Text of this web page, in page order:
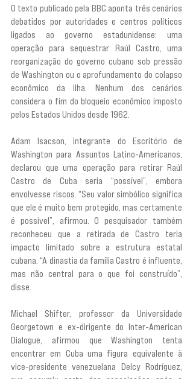
O texto publicado pela BBC aponta três cenários
debatidos por autoridades e centros políticos
ligados ao governo estadunidense: uma
operação para sequestrar Raúl Castro, uma
reorganização do governo cubano sob pressão
de Washington ou o aprofundamento do colapso
econômico da ilha. Nenhum dos cenários
considera o fim do bloqueio econômico imposto
pelos Estados Unidos desde 1962.
Adam Isacson, integrante do Escritório de
Washington para Assuntos Latino-Americanos,
declarou que uma operação para retirar Raúl
Castro de Cuba seria “possível”, embora
envolvesse riscos. “Seu valor simbólico significa
que ele é muito bem protegido, mas certamente
é possível”, afirmou. O pesquisador também
reconheceu que a retirada de Castro teria
impacto limitado sobre a estrutura estatal
cubana. “A dinastia da família Castro é influente,
mas não central para o que foi construído”,
disse.
Michael Shifter, professor da Universidade
Georgetown e ex-dirigente do Inter-American
Dialogue, afirmou que Washington tenta
encontrar em Cuba uma figura equivalente à
vice-presidente venezuelana Delcy Rodríguez,